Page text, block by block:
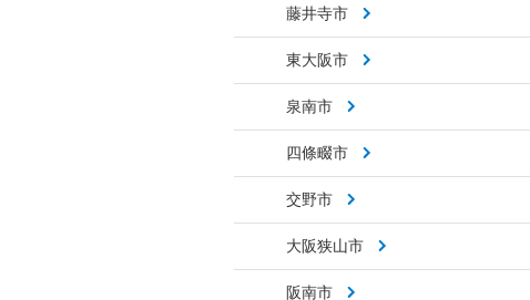
藤井寺市
東大阪市
泉南市
四條畷市
交野市
大阪狭山市
阪南市